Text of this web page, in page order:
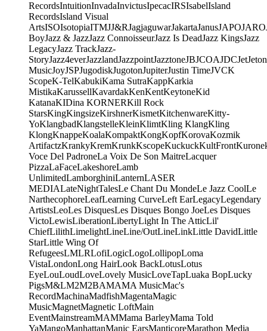
RecordsIntuitionInvadaInvictusIpecacIRSIsabelIsland
RecordsIsland Visual
ArtsISOIsotopiaITMJJ&RJagjaguwarJakartaJanusJAPOJARO
BoyJazz & JazzJazz ConnoisseurJazz Is DeadJazz KingsJazz
LegacyJazz TrackJazz-
StoryJazz4everJazzlandJazzpointJazztoneJBJCOAJDCJetJeton
MusicJoyJSPJugodiskJugotonJupiterJustin TimeJVCK
ScopeK-TelKabukiKama SutraKappKarkia
MistikaKarussellKavardakKenKentKeytoneKid
KatanaKIDina KORNERKill Rock
StarsKingKingsizeKirshnerKismetKitchenwareKitty-
YoKlangbadKlangstelleKleinKlimtKling KlangKling
KlongKnappeKoalaKompaktKongKopfKorovaKozmik
ArtifactzKrankyKremKrunkKscopeKuckuckKultFront
Voce Del PadroneLa Voix De Son MaitreLacquer
PizzaLaFaceLakeshoreLamb
UnlimitedLamborghiniLanternLASER
MEDIALateNightTalesLe Chant Du MondeLe Jazz CoolLe
NarthecophoreLeafLearning CurveLeft EarLegacyLegendary
ArtistsLeoLes DisquesLes Disques Bongo JoeLes Disques
VictoLewisLiberationLibertyLight In The AtticLil'
ChiefLilithLimelightLineLine/OutLineLinkLittle DavidLittle
StarLittle Wing Of
RefugeesLMLRLofiLogicLogoLollipopLoma
VistaLondonLong HairLook BackLotusLotus
EyeLouLoudLoveLovely MusicLoveTapLuaka BopLucky
PigsM&LM2M2BAMAMA MusicMac's
RecordMachinaMadfishMagentaMagic
MusicMagnetMagnetic LoftMain
EventMainstreamMAMMama BarleyMama Told
YaMangoManhattanManic EarsManticoreMarathon Media